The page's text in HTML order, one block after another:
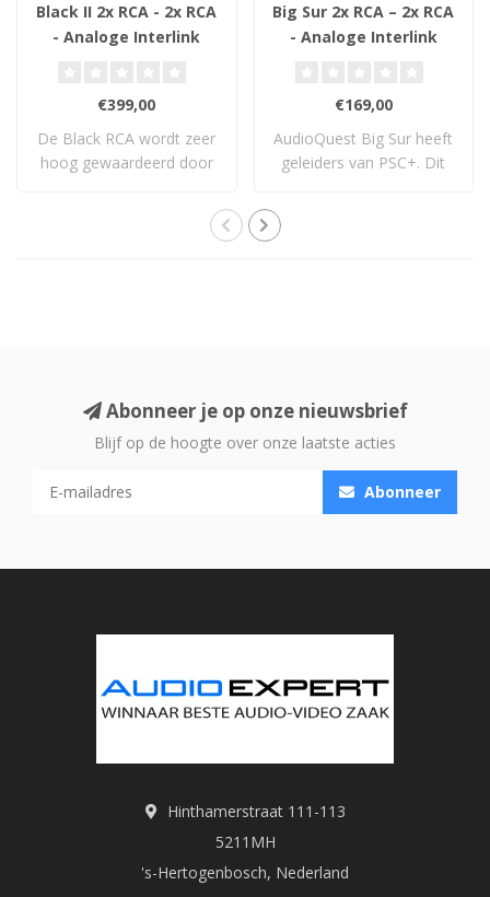
Black II 2x RCA - 2x RCA
- Analoge Interlink
€399,00
De Black RCA wordt zeer
hoog gewaardeerd door
Big Sur 2x RCA – 2x RCA
- Analoge Interlink
€169,00
AudioQuest Big Sur heeft
geleiders van PSC+. Dit
Abonneer je op onze nieuwsbrief
Blijf op de hoogte over onze laatste acties
Abonneer
Hinthamerstraat 111-113
5211MH
's-Hertogenbosch, Nederland